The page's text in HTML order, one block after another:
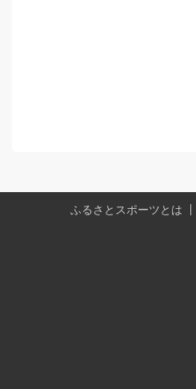
ふるさとスポーツとは